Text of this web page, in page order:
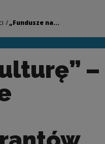
„Fundusze na...
–